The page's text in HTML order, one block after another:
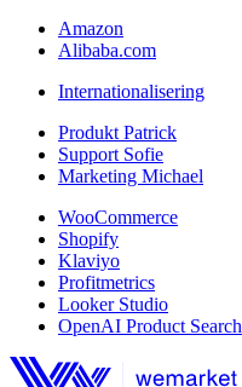
Amazon
Alibaba.com
Internationalisering
Produkt Patrick
Support Sofie
Marketing Michael
WooCommerce
Shopify
Klaviyo
Profitmetrics
Looker Studio
OpenAI Product Search